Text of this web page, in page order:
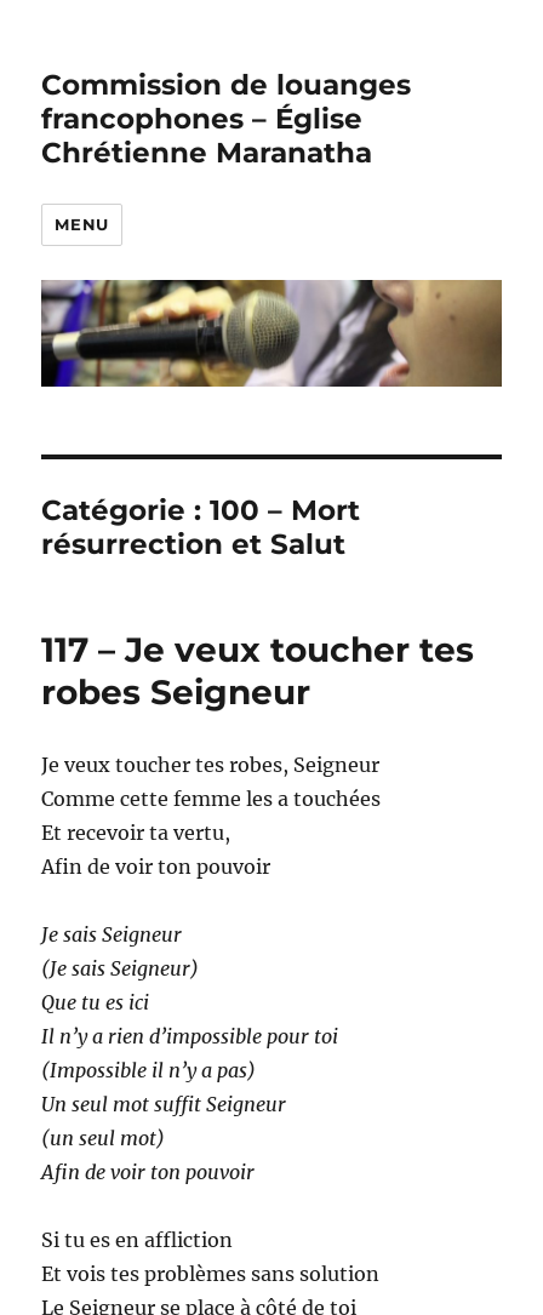
Commission de louanges
francophones – Église
Chrétienne Maranatha
MENU
Catégorie :100 – Mort
résurrection et Salut
117 – Je veux toucher tes
robes Seigneur
Je veux toucher tes robes, Seigneur
Comme cette femme les a touchées
Et recevoir ta vertu,
Afin de voir ton pouvoir
Je sais Seigneur
(Je sais Seigneur)
Que tu es ici
Il n’y a rien d’impossible pour toi
(Impossible il n’y a pas)
Un seul mot suffit Seigneur
(un seul mot)
Afin de voir ton pouvoir
Si tu es en affliction
Et vois tes problèmes sans solution
Le Seigneur se place à côté de toi